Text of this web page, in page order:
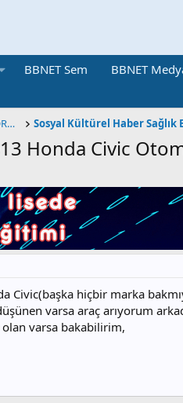
BBNET Sem BBNET
BBNET | SOSYAL KÜLTÜREL VE ALIŞVERİŞ FORUMU
Honda Civic
Civic(başka hiçbir marka
varsa araç arıyorum
olan varsa bakabilirim,